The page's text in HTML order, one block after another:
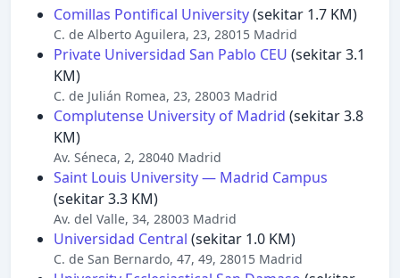
Comillas Pontifical University(sekitar 1.7 KM)
C. de Alberto Aguilera, 23, 28015 Madrid
Private Universidad San Pablo CEU (sekitar 3.1
KM)
C. de Julián Romea, 23, 28003 Madrid
Complutense University of Madrid (sekitar 3.8
KM)
Av. Séneca, 2, 28040 Madrid
Saint Louis University — Madrid Campus
(sekitar 3.3 KM)
Av. del Valle, 34, 28003 Madrid
Universidad Central (sekitar 1.0 KM)
C. de San Bernardo, 47, 49, 28015 Madrid